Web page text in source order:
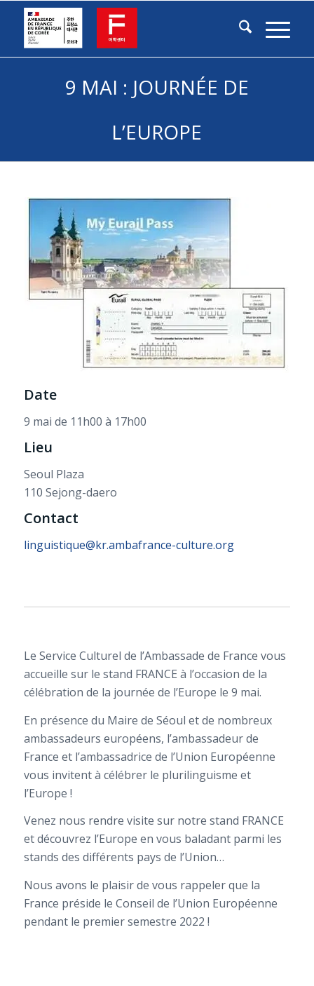
9 MAI : JOURNÉE DE
L’EUROPE
Date
9 mai de 11h00 à 17h00
Lieu
Seoul Plaza
110 Sejong-daero
Contact
linguistique@kr.ambafrance-culture.org
Le Service Culturel de l’Ambassade de France vous
accueille sur le stand FRANCE à l’occasion de la
célébration de la journée de l’Europe le 9 mai.
En présence du Maire de Séoul et de nombreux
ambassadeurs européens, l’ambassadeur de
France et l’ambassadrice de l’Union Européenne
vous invitent à célébrer le plurilinguisme et
l’Europe !
Venez nous rendre visite sur notre stand FRANCE
et découvrez l’Europe en vous baladant parmi les
stands des différents pays de l’Union…
Nous avons le plaisir de vous rappeler que la
France préside le Conseil de l’Union Européenne
pendant le premier semestre 2022 !